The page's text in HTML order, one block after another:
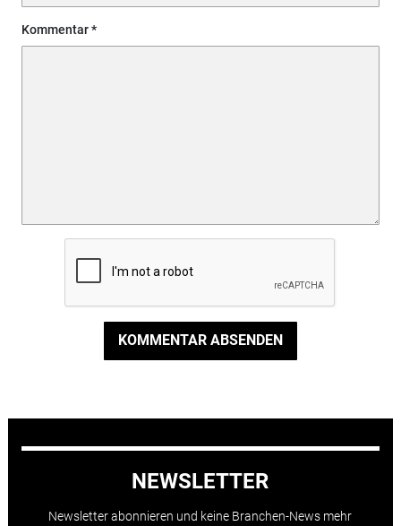
Kommentar
KOMMENTAR ABSENDEN
NEWSLETTER
Newsletter abonnieren und keine Branchen-News mehr